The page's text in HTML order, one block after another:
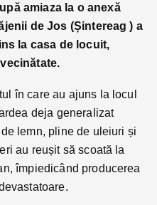
amiaza la o anexă
de Jos (Șintereag ) a
la casa de locuit,
în care au ajuns la locul
deja generalizat
lemn, pline de uleiuri și
au reușit să scoată la
împiedicând producerea